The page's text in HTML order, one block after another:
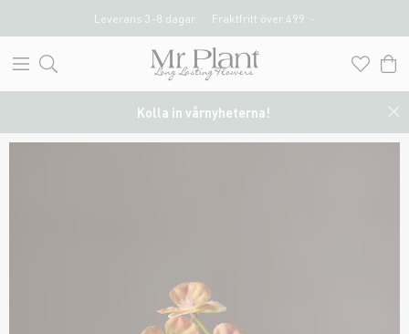
Leverans 3-8 dagar Fraktfritt över 499 :-
Kolla in vårnyheterna!